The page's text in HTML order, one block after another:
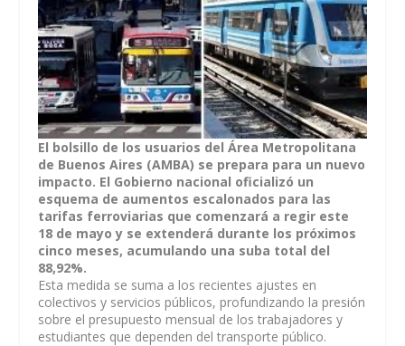
El bolsillo de los usuarios del Área Metropolitana
de Buenos Aires (AMBA) se prepara para un nuevo
impacto. El Gobierno nacional oficializó un
esquema de aumentos escalonados para las
tarifas ferroviarias que comenzará a regir este
18 de mayo y se extenderá durante los próximos
cinco meses, acumulando una suba total del
88,92%.
Esta medida se suma a los recientes ajustes en
colectivos y servicios públicos, profundizando la presión
sobre el presupuesto mensual de los trabajadores y
estudiantes que dependen del transporte público.